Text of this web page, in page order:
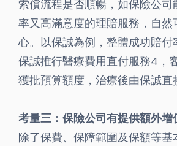
索償流程是否順暢，如保險公司
率又高滿意度的理賠服務，自然
心。以保誠為例，整體成功賠付
保誠推行醫療費用直付服務4，
獲批預算額度，治療後由保誠直
考量三：保險公司有提供額外增
除了保費、保障範圍及保額等